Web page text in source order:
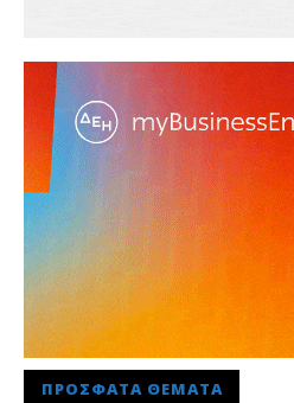
ΠΡΌΣΦΑΤΑ ΘΈΜΑΤΑ